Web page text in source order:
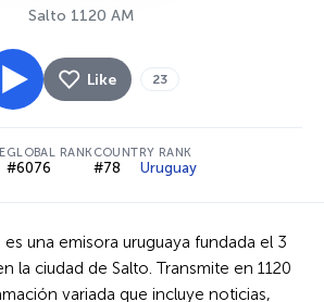
Salto 1120 AM
Like 23
GLOBAL RANK
#6076
COUNTRY RANK
#78 Uruguay
es una emisora uruguaya fundada el 3
la ciudad de Salto. Transmite en 1120
variada que incluye noticias,